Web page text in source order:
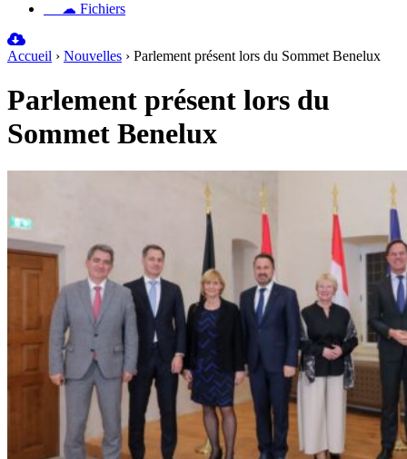
☁ Fichiers
Accueil › Nouvelles › Parlement présent lors du Sommet Benelux
Parlement présent lors du
Sommet Benelux